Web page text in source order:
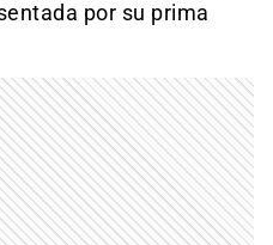
por su prima